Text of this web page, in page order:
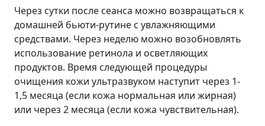
Через сутки после сеанса можно возвращаться к
домашней бьюти-рутине с увлажняющими
средствами. Через неделю можно возобновлять
использование ретинола и осветляющих
продуктов. Время следующей процедуры
очищения кожи ультразвуком наступит через 1-
1,5 месяца (если кожа нормальная или жирная)
или через 2 месяца (если кожа чувствительная).